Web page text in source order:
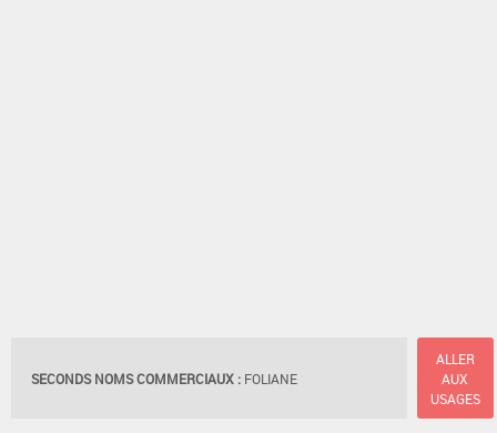
SECONDS NOMS COMMERCIAUX : FOLIANE
ALLER
AUX
USAGES